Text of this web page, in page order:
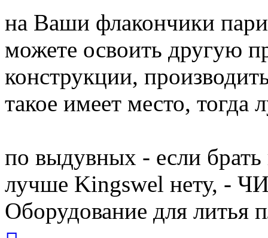
на Ваши флакончики
можете освоить другую
конструкции,
такое имеет место, тогда
по выдувных - если брать
лучше Kingswel нету,
Оборудование для литья